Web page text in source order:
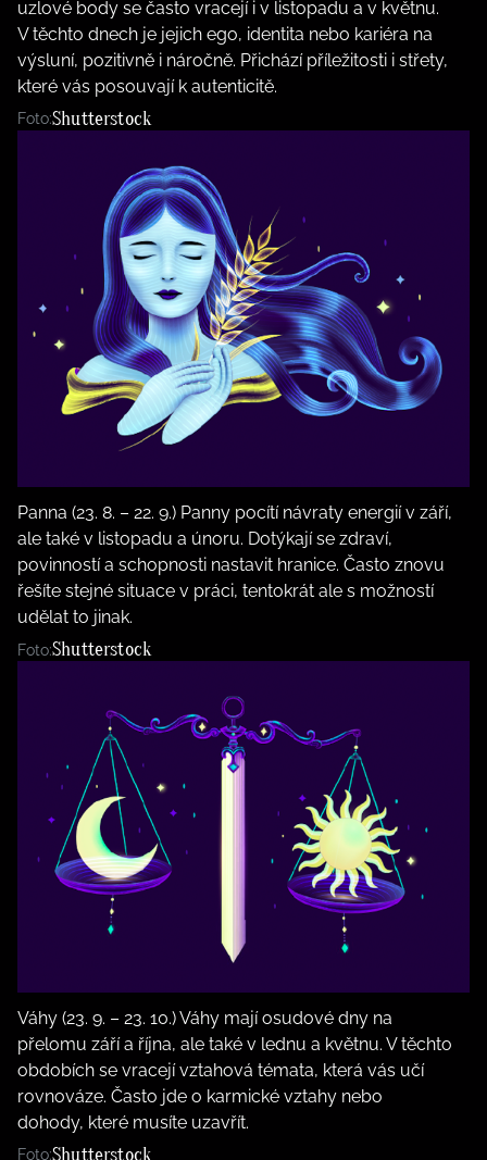
uzlové body se často vracejí i v listopadu a v květnu.
V těchto dnech je jejich ego, identita nebo kariéra na
výsluní, pozitivně i náročně. Přichází příležitosti i střety,
které vás posouvají k autenticitě.
Foto:Shutterstock
Panna (23. 8. – 22. 9.) Panny pocítí návraty energií v září,
ale také v listopadu a únoru. Dotýkají se zdraví,
povinností a schopnosti nastavit hranice. Často znovu
řešíte stejné situace v práci, tentokrát ale s možností
udělat to jinak.
Foto:Shutterstock
Váhy (23. 9. – 23. 10.) Váhy mají osudové dny na
přelomu září a října, ale také v lednu a květnu. V těchto
obdobích se vracejí vztahová témata, která vás učí
rovnováze. Často jde o karmické vztahy nebo
dohody, které musíte uzavřít.
Foto:Shutterstock